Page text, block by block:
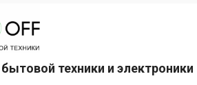
техники и электроники